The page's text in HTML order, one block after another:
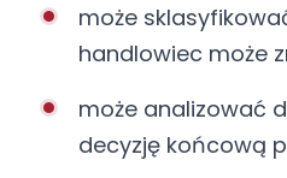
może
handlowiec może
może analizować
decyzję końcową